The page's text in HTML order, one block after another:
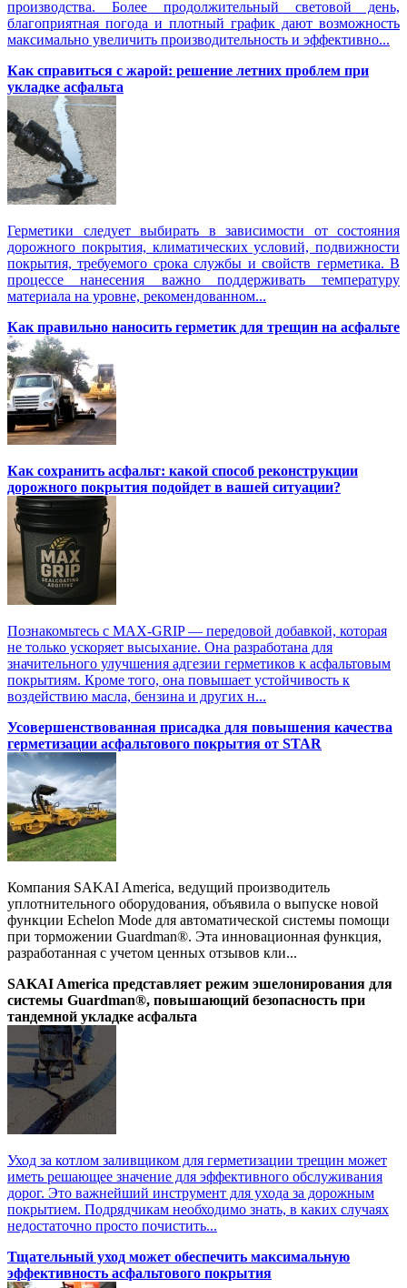
производства. Более продолжительный световой день,
благоприятная погода и плотный график дают возможность
максимально увеличить производительность и эффективно...
Как справиться с жарой: решение летних проблем при
укладке асфальта
Герметики следует выбирать в зависимости от состояния
дорожного покрытия, климатических условий, подвижности
покрытия, требуемого срока службы и свойств герметика. В
процессе нанесения важно поддерживать температуру
материала на уровне, рекомендованном...
Как правильно наносить герметик для трещин на асфальте
Как сохранить асфальт: какой способ реконструкции
дорожного покрытия подойдет в вашей ситуации?
Познакомьтесь с MAX-GRIP — передовой добавкой, которая
не только ускоряет высыхание. Она разработана для
значительного улучшения адгезии герметиков к асфальтовым
покрытиям. Кроме того, она повышает устойчивость к
воздействию масла, бензина и других н...
Усовершенствованная присадка для повышения качества
герметизации асфальтового покрытия от STAR
Компания SAKAI America, ведущий производитель
уплотнительного оборудования, объявила о выпуске новой
функции Echelon Mode для автоматической системы помощи
при торможении Guardman®. Эта инновационная функция,
разработанная с учетом ценных отзывов кли...
SAKAI America представляет режим эшелонирования для
системы Guardman®, повышающий безопасность при
тандемной укладке асфальта
Уход за котлом заливщиком для герметизации трещин может
иметь решающее значение для эффективного обслуживания
дорог. Это важнейший инструмент для ухода за дорожным
покрытием. Подрядчикам необходимо знать, в каких случаях
недостаточно просто почистить...
Тщательный уход может обеспечить максимальную
эффективность асфальтового покрытия